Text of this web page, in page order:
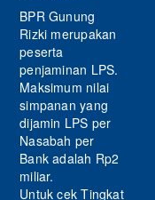
BPR Gunung
Rizki merupakan
peserta
penjaminan LPS.
Maksimum nilai
simpanan yang
dijamin LPS per
Nasabah per
Bank adalah Rp2
miliar.
Untuk cek Tingkat